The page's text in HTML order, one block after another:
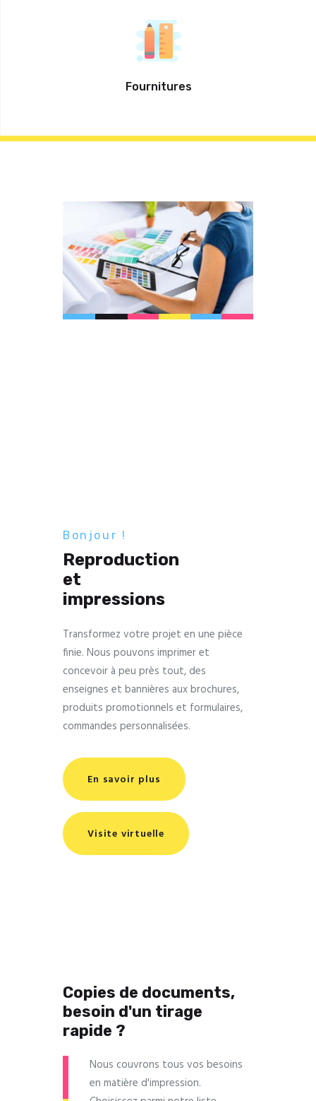
Fournitures
Bonjour !
Reproduction
et
impressions
Transformez votre projet en une pièce
finie. Nous pouvons imprimer et
concevoir à peu près tout, des
enseignes et bannières aux brochures,
produits promotionnels et formulaires,
commandes personnalisées.
En savoir plus
Visite virtuelle
Copies de documents,
besoin d'un tirage
rapide ?
Nous couvrons tous vos besoins
en matière d'impression.